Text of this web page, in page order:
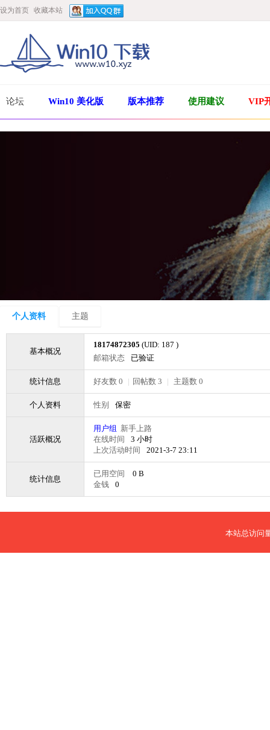
设为首页 收藏本站
论坛 Win10 美化版 版本推荐 使用建议 VIP
个人资料 主题
基本概况
18174872305 (UID: 187 )
邮箱状态
已验证
统计信息 好友数 0 | 回帖数 3 | 主题数 0
个人资料 性别 保密
活跃概况
用户组 新手上路
在线时间
3 小时
上次活动时间
2021-3-7 23:11
统计信息
已用空间
0 B
金钱
0
本站总访问